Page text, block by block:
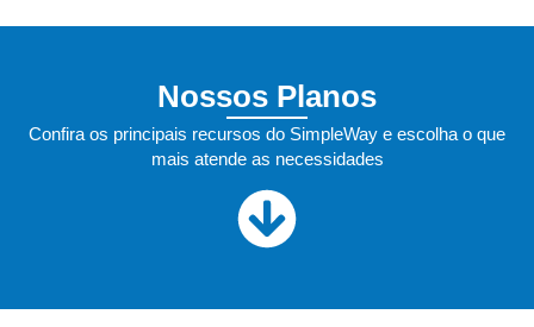
Nossos Planos
Confira os principais recursos do SimpleWay e escolha o que
mais atende as necessidades